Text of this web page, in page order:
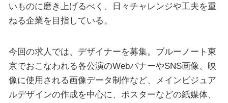
いものに磨き上げるべく、日々チャレンジや工夫を重
ねる企業を目指している。
今回の求人では、デザイナーを募集。ブルーノート東
京でおこなわれる各公演のWebバナーやSNS画像、映
像に使用される画像データ制作など、メインビジュア
ルデザインの作成を中心に、ポスターなどの紙媒体、